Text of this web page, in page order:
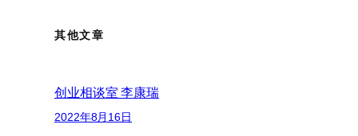
其他文章
创业相谈室 李康瑞
2022年8月16日